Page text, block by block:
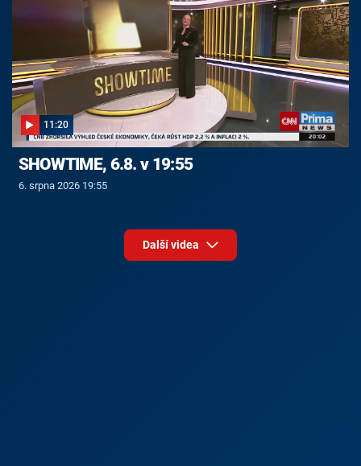
11:20
SHOWTIME, 6.8. v 19:55
6. srpna 2026 19:55
Další videa